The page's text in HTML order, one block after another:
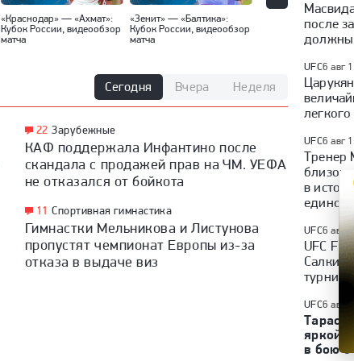
«Краснодар» — «Ахмат»:
Кубок России, видеообзор
матча
«Зенит» — «Балтика»:
Кубок России, видеообзор
матча
«Спартак» —
Кубок России,
Сегодня Вчера Неделя
22 Зарубежные
КАФ поддержала Инфантино после
скандала с продажей прав на ЧМ. УЕФА
не отказался от бойкота
11 Спортивная гимнастика
Гимнастки Мельникова и Листунова
пропустят чемпионат Европы из-за
отказа в выдаче виз
после
должны
UFC6 авг
UFC6 авг
Тренер
близок
в
UFC6 авг
UFC
UFC6 авг
яркой
в бою с